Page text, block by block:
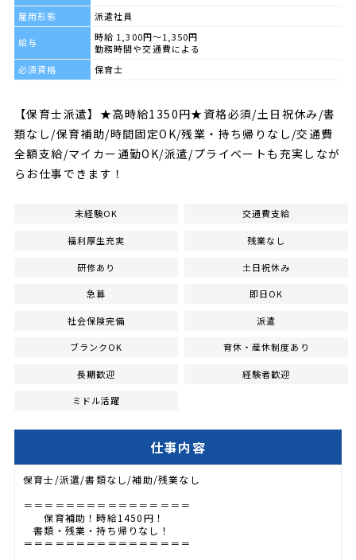
雇用形態
派遣社員
給与
時給 1,300円～1,350円
勤務時間や交通費による
必須資格
保育士
【保育士派遣】★高時給1350円★資格必須/土日祝休み/書
類なし/保育補助/時間固定OK/残業・持ち帰りなし/交通費
全額支給/マイカー通勤OK/派遣/プライベートも充実しなが
らお仕事できます！
未経験OK 交通費支給
福利厚生充実 残業なし
研修あり 土日祝休み
急募 即日OK
社会保険完備 派遣
ブランクOK 育休・産休制度あり
長期歓迎 経験者歓迎
ミドル活躍
仕事内容
保育士/派遣/書類なし/補助/残業なし
＝＝＝＝＝＝＝＝＝＝＝＝＝＝＝＝
保育補助！時給1450円！
書類・残業・持ち帰りなし！
＝＝＝＝＝＝＝＝＝＝＝＝＝＝＝＝